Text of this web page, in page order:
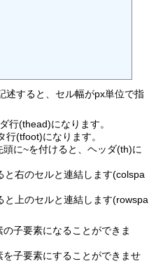
述すると、セル幅がpx単位で指
行(thead)になります。
(tfoot)になります。
に~を付けると、ヘッダ(th)に
と右のセルと連結します(colspa
と上のセルと連結します(rowspa
子要素になることができま
子要素にすることができませ